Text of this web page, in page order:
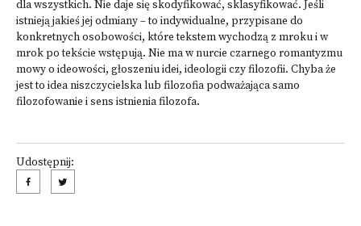
dla wszystkich. Nie daje się skodyfikować, sklasyfikować. Jeśli
istnieją jakieś jej odmiany – to indywidualne, przypisane do
konkretnych osobowości, które tekstem wychodzą z mroku i w
mrok po tekście wstępują. Nie ma w nurcie czarnego romantyzmu
mowy o ideowości, głoszeniu idei, ideologii czy filozofii. Chyba że
jest to idea niszczycielska lub filozofia podważająca samo
filozofowanie i sens istnienia filozofa.
Udostępnij: